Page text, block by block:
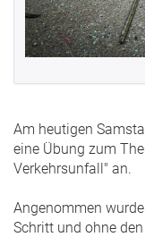
Am heutigen
eine Übung zum
Verkehrsunfall" an.
Angenommen
Schritt und ohne